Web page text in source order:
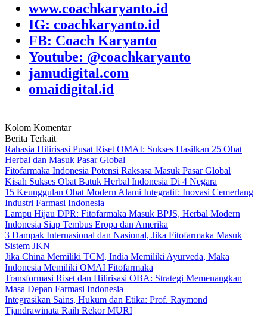
www.coachkaryanto.id
IG: coachkaryanto.id
FB: Coach Karyanto
Youtube: @coachkaryanto
jamudigital.com
omaidigital.id
Kolom Komentar
Berita Terkait
Rahasia Hilirisasi Pusat Riset OMAI: Sukses Hasilkan 25 Obat
Herbal dan Masuk Pasar Global
Fitofarmaka Indonesia Potensi Raksasa Masuk Pasar Global
Kisah Sukses Obat Batuk Herbal Indonesia Di 4 Negara
15 Keunggulan Obat Modern Alami Integratif: Inovasi Cemerlang
Industri Farmasi Indonesia
Lampu Hijau DPR: Fitofarmaka Masuk BPJS, Herbal Modern
Indonesia Siap Tembus Eropa dan Amerika
3 Dampak Internasional dan Nasional, Jika Fitofarmaka Masuk
Sistem JKN
Jika China Memiliki TCM, India Memiliki Ayurveda, Maka
Indonesia Memiliki OMAI Fitofarmaka
Transformasi Riset dan Hilirisasi OBA: Strategi Memenangkan
Masa Depan Farmasi Indonesia
Integrasikan Sains, Hukum dan Etika: Prof. Raymond
Tjandrawinata Raih Rekor MURI